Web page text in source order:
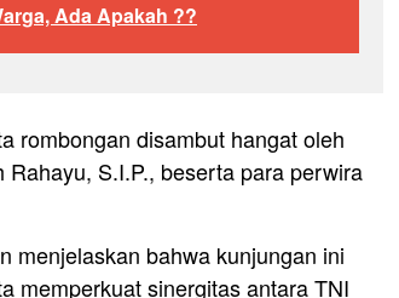
Ada Apakah ??
rombongan disambut hangat oleh
S.I.P., beserta para perwira
menjelaskan bahwa kunjungan ini
memperkuat sinergitas antara TNI